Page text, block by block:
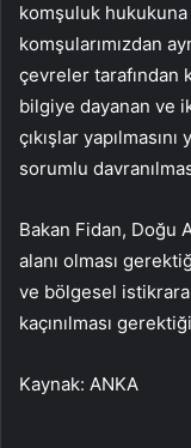
komşuluk
komşularımızdan
çevreler tarafından
bilgiye dayanan ve
çıkışlar
sorumlu
Bakan Fidan, Doğu
alanı olması
ve bölgesel
kaçınılması
Kaynak: ANKA